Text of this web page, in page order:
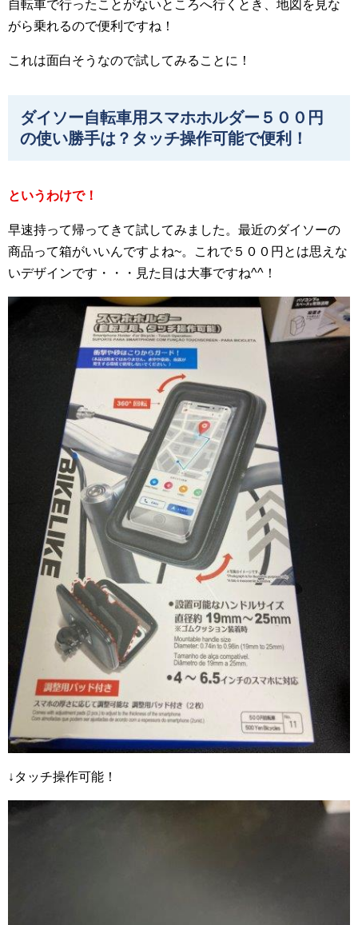
自転車で行ったことがないところへ行くとき、地図を見な
がら乗れるので便利ですね！
これは面白そうなので試してみることに！
ダイソー自転車用スマホホルダー５００円
の使い勝手は？タッチ操作可能で便利！
というわけで！
早速持って帰ってきて試してみました。最近のダイソーの
商品って箱がいいんですよね~。これで５００円とは思えな
いデザインです・・・見た目は大事ですね^^！
↓タッチ操作可能！